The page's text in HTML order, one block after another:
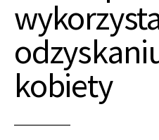
kobiety